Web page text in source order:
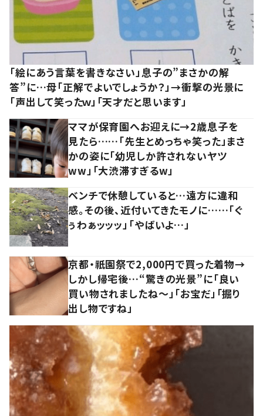
「絵にあう言葉を書きなさい」息子の”まさかの解
答”に…母「正解でよいでしょうか？」→衝撃の光景に
「声出して笑ったｗ」「天才だと思います」
ママが保育園へお迎えに→2歳息子を
見たら……「先生とめっちゃ笑った」まさ
かの姿に「幼児しか許されないヤツ
ww」「大渋滞すぎるw」
ベンチで休憩していると…遠方に違和
感。その後、近付いてきたモノに……「ぐ
ぅわぁッッッ」「やばいよ…」
京都・祇園祭で2,000円で買った着物→
しかし帰宅後…“驚きの光景”に「良い
買い物されましたね～」「お宝だ」「掘り
出し物ですね」